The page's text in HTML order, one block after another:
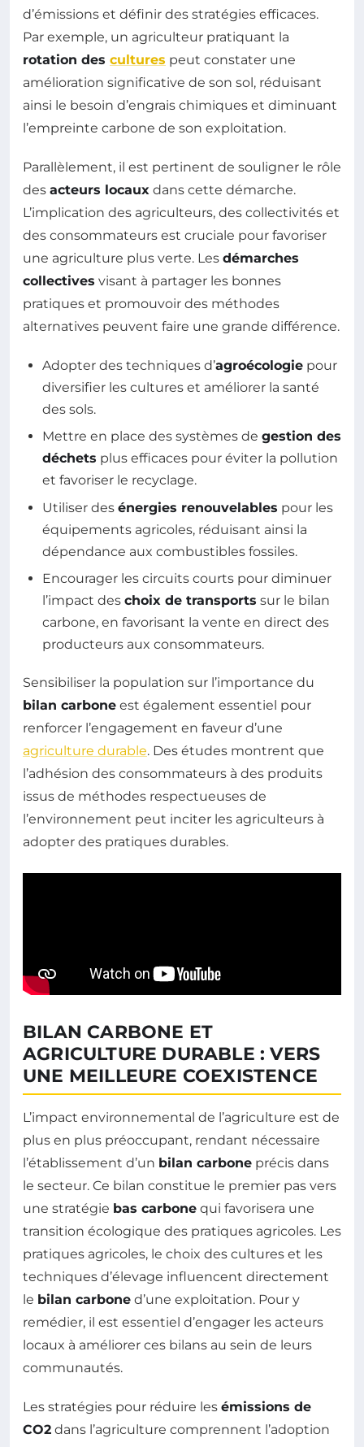
d’émissions et définir des stratégies efficaces.
Par exemple, un agriculteur pratiquant la
rotation des cultures peut constater une
amélioration significative de son sol, réduisant
ainsi le besoin d’engrais chimiques et diminuant
l’empreinte carbone de son exploitation.
Parallèlement, il est pertinent de souligner le rôle
des acteurs locaux dans cette démarche.
L’implication des agriculteurs, des collectivités et
des consommateurs est cruciale pour favoriser
une agriculture plus verte. Les démarches
collectives visant à partager les bonnes
pratiques et promouvoir des méthodes
alternatives peuvent faire une grande différence.
Adopter des techniques d’agroécologie pour
diversifier les cultures et améliorer la santé
des sols.
Mettre en place des systèmes de gestion des
déchets plus efficaces pour éviter la pollution
et favoriser le recyclage.
Utiliser des énergies renouvelables pour les
équipements agricoles, réduisant ainsi la
dépendance aux combustibles fossiles.
Encourager les circuits courts pour diminuer
l’impact des choix de transports sur le bilan
carbone, en favorisant la vente en direct des
producteurs aux consommateurs.
Sensibiliser la population sur l’importance du
bilan carbone est également essentiel pour
renforcer l’engagement en faveur d’une
agriculture durable. Des études montrent que
l’adhésion des consommateurs à des produits
issus de méthodes respectueuses de
l’environnement peut inciter les agriculteurs à
adopter des pratiques durables.
BILAN CARBONE ET
AGRICULTURE DURABLE : VERS
UNE MEILLEURE COEXISTENCE
L’impact environnemental de l’agriculture est de
plus en plus préoccupant, rendant nécessaire
l’établissement d’un bilan carbone précis dans
le secteur. Ce bilan constitue le premier pas vers
une stratégie bas carbone qui favorisera une
transition écologique des pratiques agricoles. Les
pratiques agricoles, le choix des cultures et les
techniques d’élevage influencent directement
le bilan carbone d’une exploitation. Pour y
remédier, il est essentiel d’engager les acteurs
locaux à améliorer ces bilans au sein de leurs
communautés.
Les stratégies pour réduire les émissions de
CO2 dans l’agriculture comprennent l’adoption